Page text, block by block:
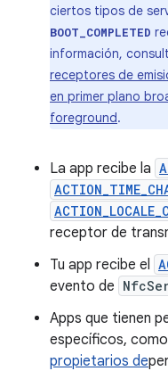
ciertos tipos de
BOOT_COMPLETED
información,
receptores de
en primer plano
foreground.
La app recibe la
receptor de
Tu app recibe el
evento de
Apps que tienen
específicos, como
propietarios de